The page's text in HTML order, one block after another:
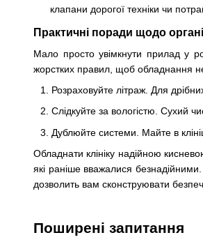
клапани дорогої техніки чи
Практичні поради щодо
Мало просто увімкнути прилад у
жорстких правил, щоб обладнання
Розраховуйте літраж. Для
Слідкуйте за вологістю. Сухий
Дублюйте системи. Майте в
Обладнати клініку надійною
які раніше вважалися
дозволить вам сконструювати
Поширені запитання